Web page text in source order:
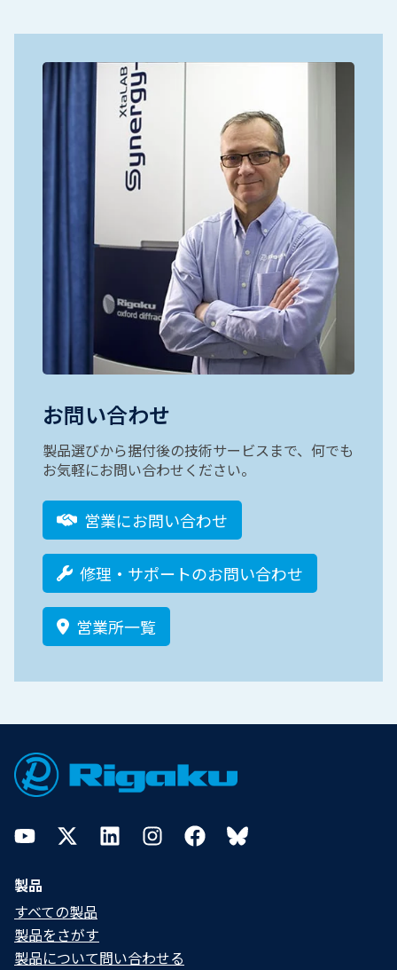
お問い合わせ
製品選びから据付後の技術サービスまで、何でも
お気軽にお問い合わせください。
営業にお問い合わせ
修理・サポートのお問い合わせ
営業所一覧
Footer
YouTubeTwitterLinkedInInstagramFacebookBluesky
製品
すべての製品
製品をさがす
製品について問い合わせる​